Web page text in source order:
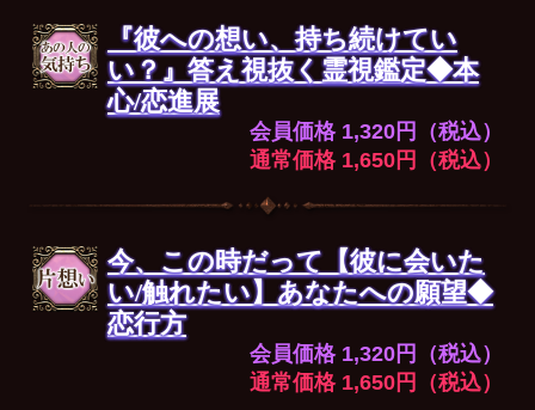
『彼への想い、持ち続けてい
い？』答え視抜く霊視鑑定◆本
心/恋進展
会員価格 1,320円（税込）
通常価格 1,650円（税込）
今、この時だって【彼に会いた
い/触れたい】あなたへの願望◆
恋行方
会員価格 1,320円（税込）
通常価格 1,650円（税込）